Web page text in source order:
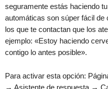
seguramente estás haciendo
automáticas son súper fácil
los que te contactan que los
ejemplo: «Estoy haciendo
contigo lo antes posible».
Para activar esta opción:
→ Asistente de respuesta →